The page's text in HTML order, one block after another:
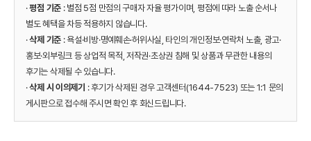
·평점 기준 : 별점 5점 만점의 구매자 자율 평가이며, 평점에 따라 노출 순서나
별도 혜택을 차등 적용하지 않습니다.
·삭제 기준 : 욕설·비방·명예훼손·허위사실, 타인의 개인정보·연락처 노출, 광고·
홍보·외부링크 등 상업적 목적, 저작권·초상권 침해 및 상품과 무관한 내용의
후기는 삭제될 수 있습니다.
·삭제 시 이의제기 : 후기가 삭제된 경우 고객센터(1644-7523) 또는 1:1 문의
게시판으로 접수해 주시면 확인 후 회신드립니다.